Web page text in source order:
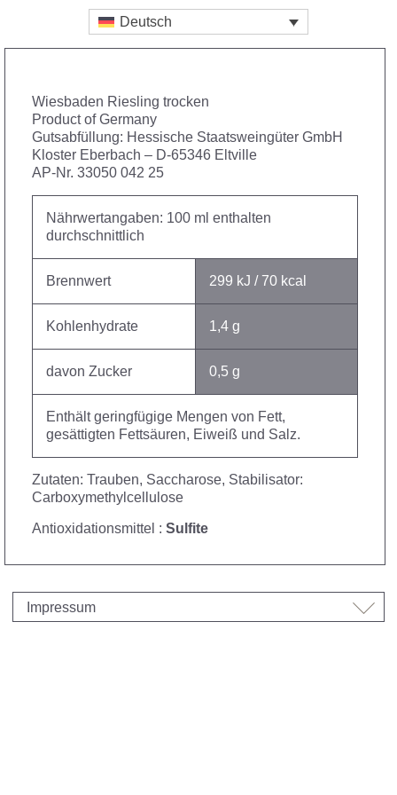
Deutsch
Wiesbaden Riesling trocken
Product of Germany
Gutsabfüllung: Hessische Staatsweingüter GmbH
Kloster Eberbach – D-65346 Eltville
AP-Nr. 33050 042 25
Nährwertangaben: 100 ml enthalten
durchschnittlich
Brennwert 299 kJ / 70 kcal
Kohlenhydrate 1,4 g
davon Zucker 0,5 g
Enthält geringfügige Mengen von Fett,
gesättigten Fettsäuren, Eiweiß und Salz.
Zutaten: Trauben, Saccharose, Stabilisator:
Carboxymethylcellulose
Antioxidationsmittel : Sulfite
Impressum